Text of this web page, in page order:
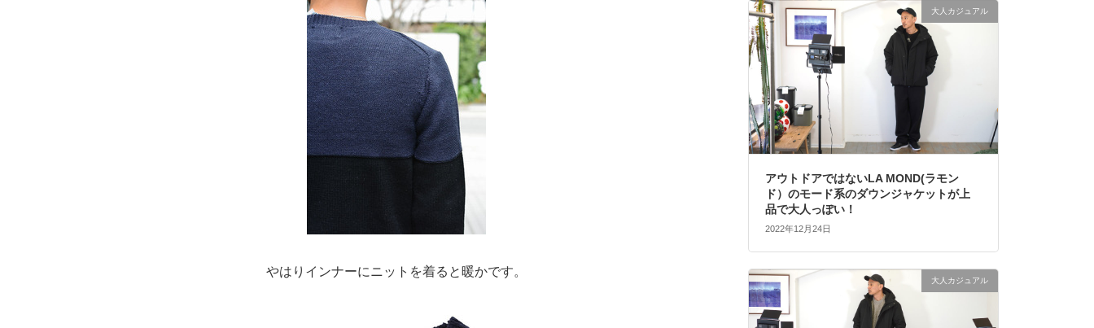
やはりインナーにニットを着ると暖かです。
大人カジュアル
アウトドアではないLA MOND(ラモン
ド）のモード系のダウンジャケットが上
品で大人っぽい！
2022年12月24日
大人カジュアル